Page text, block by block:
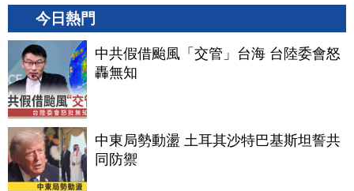
今日熱門
中共假借颱風「交管」台海 台陸委會怒
轟無知
中東局勢動盪 土耳其沙特巴基斯坦誓共
同防禦